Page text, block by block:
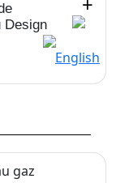
Design